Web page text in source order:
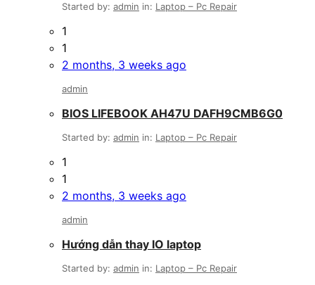
Started by: admin in: Laptop – Pc Repair
1
1
2 months, 3 weeks ago
admin
BIOS LIFEBOOK AH47U DAFH9CMB6G0
Started by: admin in: Laptop – Pc Repair
1
1
2 months, 3 weeks ago
admin
Hướng dẫn thay IO laptop
Started by: admin in: Laptop – Pc Repair